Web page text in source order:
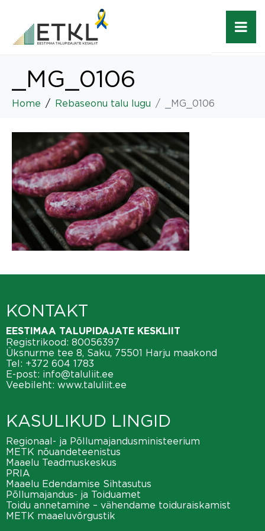
_MG_0106
Home Rebaseonu talu lugu _MG_0106
KONTAKT
EESTIMAA TALUPIDAJATE KESKLIIT
Registrikood: 80056397
Üksnurme tee 8, Saku, 75501 Harju maakond
Tel: +372 604 1783
E-post: info@taluliit.ee
Veebileht: www.taluliit.ee
KASULIKUD LINGID
Regionaal- ja Põllumajandusministeerium
METK nõuandeteenistus
Maaelu Teadmuskeskus
PRIA
Maaelu Edendamise Sihtasutus
Põllumajandus- ja Toiduamet
Toidu annetamine – vähendame toiduraiskamist
METK maaeluvõrgustik